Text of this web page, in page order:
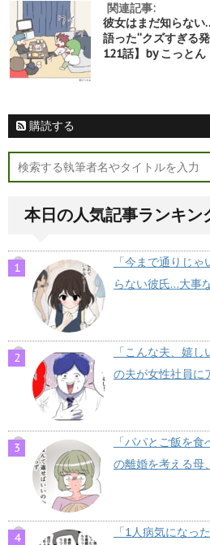
関連記事:
彼女はまだ知らな
語った“クズすぎる
121話】by こっとん
購読する
本日の人気記事ランキン
「今まで通りじ
らない彼氏…大事
「こんな夫、嬉
の夫が女性社員に
「パパとご飯を
の離婚を考える母
「1人病気になっ